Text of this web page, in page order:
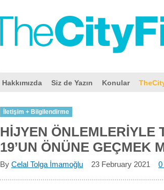
Hakkımızda Siz de Yazın Konular
İletişim + Bilgilendirme
HİJYEN ÖNLEMLERİYLE
19’UN ÖNÜNE GEÇMEK
By Celal Tolga İmamoğlu 23 February 2021 0